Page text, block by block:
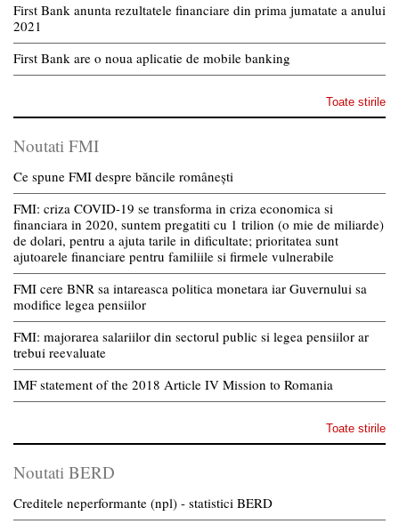
First Bank anunta rezultatele financiare din prima jumatate a anului
2021
First Bank are o noua aplicatie de mobile banking
Toate stirile
Noutati FMI
Ce spune FMI despre băncile românești
FMI: criza COVID-19 se transforma in criza economica si
financiara in 2020, suntem pregatiti cu 1 trilion (o mie de miliarde)
de dolari, pentru a ajuta tarile in dificultate; prioritatea sunt
ajutoarele financiare pentru familiile si firmele vulnerabile
FMI cere BNR sa intareasca politica monetara iar Guvernului sa
modifice legea pensiilor
FMI: majorarea salariilor din sectorul public si legea pensiilor ar
trebui reevaluate
IMF statement of the 2018 Article IV Mission to Romania
Toate stirile
Noutati BERD
Creditele neperformante (npl) - statistici BERD